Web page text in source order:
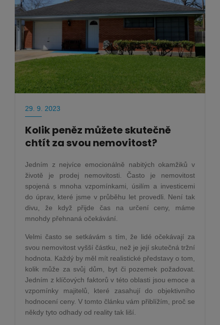
29. 9. 2023
Kolik peněz můžete skutečně
chtít za svou nemovitost?
Jedním z nejvíce emocionálně nabitých okamžiků v
životě je prodej nemovitosti. Často je nemovitost
spojená s mnoha vzpomínkami, úsilím a investicemi
do úprav, které jsme v průběhu let provedli. Není tak
divu, že když přijde čas na určení ceny, máme
mnohdy přehnaná očekávání.
Velmi často se setkávám s tím, že lidé očekávají za
svou nemovitost vyšší částku, než je její skutečná tržní
hodnota. Každý by měl mít realistické představy o tom,
kolik může za svůj dům, byt či pozemek požadovat.
Jedním z klíčových faktorů v této oblasti jsou emoce a
vzpomínky majitelů, které zasahují do objektivního
hodnocení ceny. V tomto článku vám přiblížím, proč se
někdy tyto odhady od reality tak liší.